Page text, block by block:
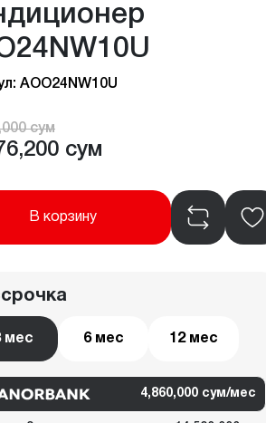
AOO24NW10U
сум
сум
В корзину
мес 6 мес 12 мес
4,860,000 сум/мес